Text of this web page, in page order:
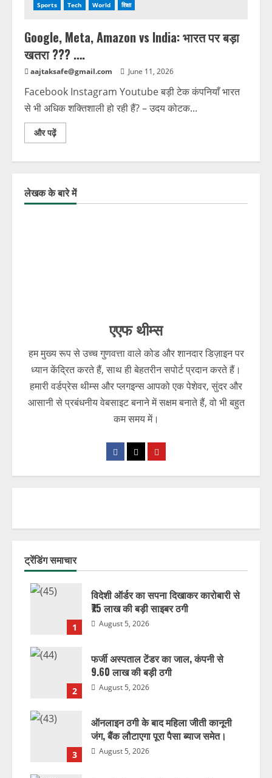
Sports Tech World शिक्षा
Google, Meta, Amazon vs India: भारत पर बड़ा
खतरा ??? ….
aajtaksafe@gmail.com June 11, 2026
Facebook Instagram Youtube बड़ी टेक कंपनियाँ भारत
से भी अधिक शक्तिशाली हो रही हैं? – उदय कोटक...
और पढ़ें
लेखक के बारे में
एएफ थीम्स
हम मुख्य रूप से उच्च गुणवत्ता वाले कोड और शानदार डिज़ाइन पर
ध्यान केंद्रित करते हैं, साथ ही बेहतरीन सपोर्ट प्रदान करते हैं।
हमारी वर्डप्रेस थीम्स और प्लगइन्स आपको एक पेशेवर, सुंदर और
आसानी से प्रबंधनीय वेबसाइट बनाने में सक्षम बनाते हैं, वो भी बहुत
कम समय में।
ट्रेंडिंग समाचार
1
विदेशी ऑर्डर का सपना दिखाकर कारोबारी से
₹75 लाख की बड़ी साइबर ठगी
August 5, 2026
2
फर्जी अस्पताल टेंडर का जाल, कंपनी से
9.60 लाख की बड़ी ठगी
August 5, 2026
3
ऑनलाइन ठगी के बाद महिला जीती कानूनी
जंग, बैंक लौटाएगा पूरा पैसा ब्याज समेत।
August 5, 2026